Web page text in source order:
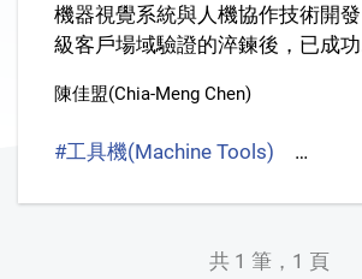
機器視覺系統與人機協作技術開
級客戶場域驗證的淬鍊後，已成功
陳佳盟(Chia-Meng Chen)
#工具機(Machine Tools) #機器
共 1 筆，1 頁